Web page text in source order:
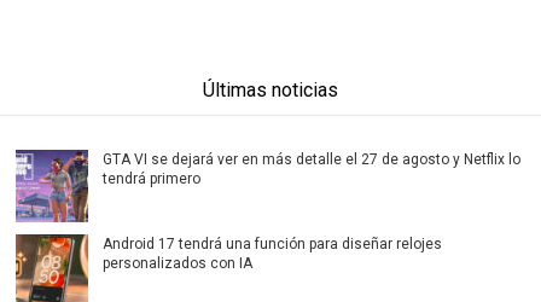
Últimas noticias
GTA VI se dejará ver en más detalle el 27 de agosto y Netflix lo
tendrá primero
Android 17 tendrá una función para diseñar relojes
personalizados con IA